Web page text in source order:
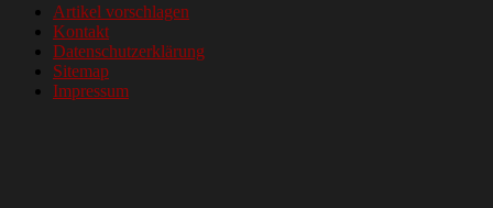
Artikel vorschlagen
Kontakt
Datenschutzerklärung
Sitemap
Impressum